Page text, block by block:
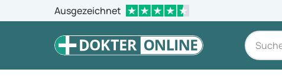
Ausgezeichnet